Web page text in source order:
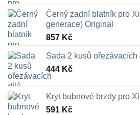
Černý zadní blatník pro
generace) Original
857 Kč
Sada 2 kusů
444 Kč
Kryt bubnové brzdy pro
591 Kč